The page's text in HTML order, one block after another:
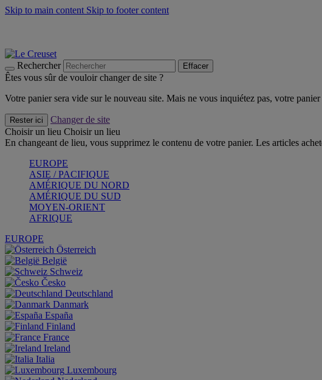
Skip to main content Skip to footer content
Rechercher Effacer
Êtes vous sûr de vouloir changer de site ?
Votre panier sera vide sur le nouveau site. Mais ne vous inquiétez pas, votre
Rester ici
Changer de site
Choisir un lieu Choisir un lieu
En changeant de lieu, vous supprimez le contenu de votre panier. Les articles
EUROPE
ASIE / PACIFIQUE
AMÉRIQUE DU NORD
AMÉRIQUE DU SUD
MOYEN-ORIENT
AFRIQUE
EUROPE
Österreich
België
Schweiz
Česko
Deutschland
Danmark
España
Finland
France
Ireland
Italia
Luxembourg